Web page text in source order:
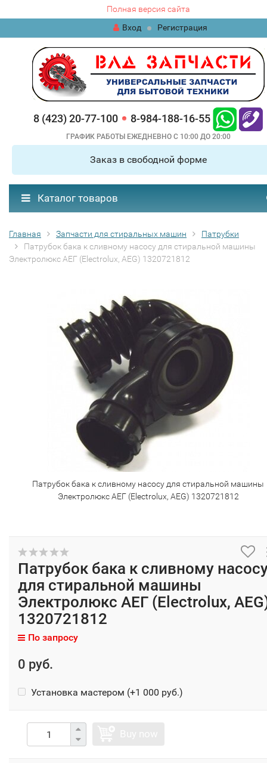
Полная версия сайта
Вход
Регистрация
8 (423) 20-77-100 8-984-188-16-55
ГРАФИК РАБОТЫ ЕЖЕДНЕВНО С 10:00 ДО 20:00
Заказ в свободной форме
Каталог товаров
Главная Запчасти для стиральных машин
Патрубки
Патрубок бака к сливному насосу для стиральной машины
Электролюкс АЕГ (Electrolux, AEG) 1320721812
Патрубок бака к сливному насосу для стиральной машины
Электролюкс АЕГ (Electrolux, AEG) 1320721812
Патрубок бака к сливному
для стиральной машины
Электролюкс АЕГ (Electrolux,
1320721812
По запросу
0 руб.
Установка мастером (+1 000 руб.)